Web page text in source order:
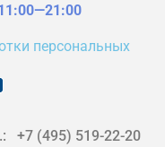
персональных
+7 (495) 519-22-20